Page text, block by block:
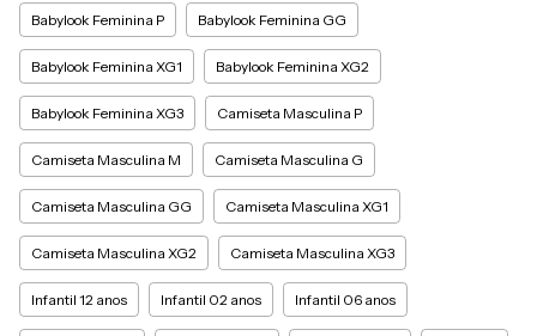
Babylook Feminina P Babylook Feminina GG
Babylook Feminina XG1 Babylook Feminina XG2
Babylook Feminina XG3 Camiseta Masculina P
Camiseta Masculina M Camiseta Masculina G
Camiseta Masculina GG Camiseta Masculina XG1
Camiseta Masculina XG2 Camiseta Masculina XG3
Infantil 12 anos Infantil 02 anos Infantil 06 anos